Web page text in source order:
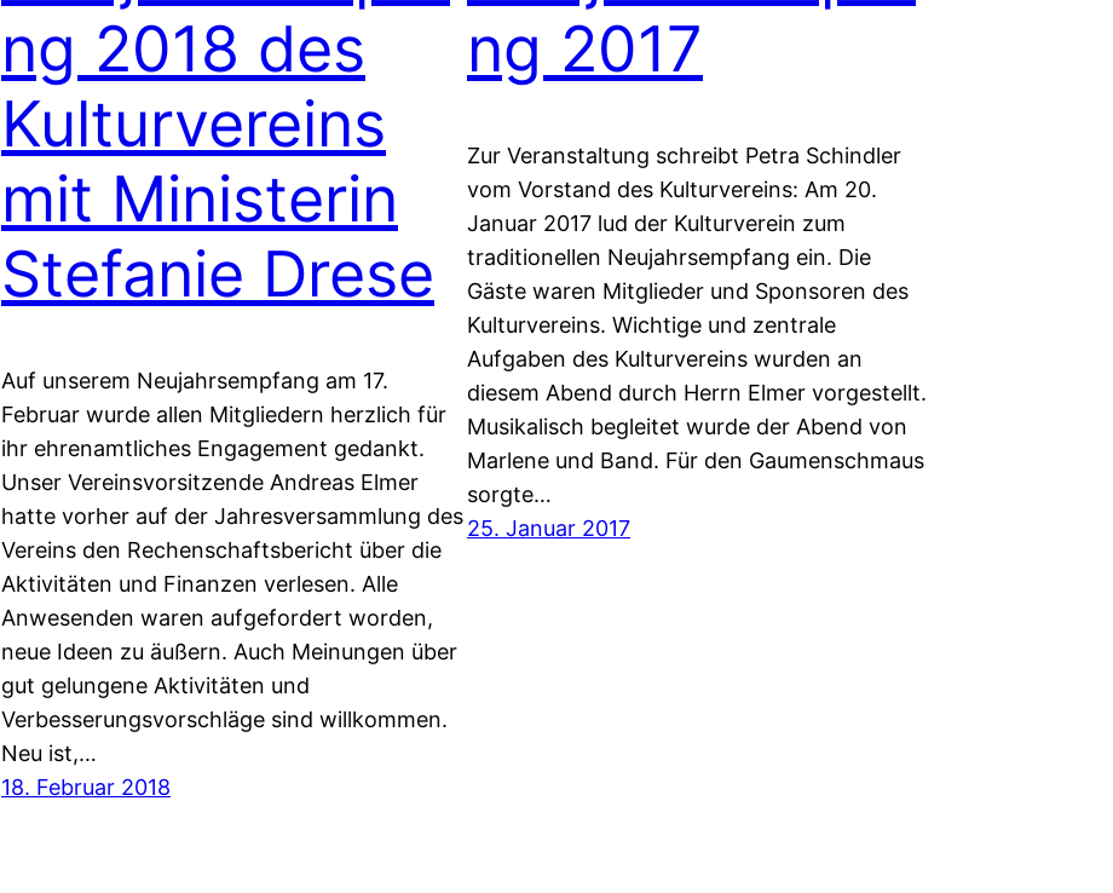
ng 2018 des
Kulturvereins
mit Ministerin
Stefanie Drese
Auf unserem Neujahrsempfang am 17.
Februar wurde allen Mitgliedern herzlich für
ihr ehrenamtliches Engagement gedankt.
Unser Vereinsvorsitzende Andreas Elmer
hatte vorher auf der Jahresversammlung des
Vereins den Rechenschaftsbericht über die
Aktivitäten und Finanzen verlesen. Alle
Anwesenden waren aufgefordert worden,
neue Ideen zu äußern. Auch Meinungen über
gut gelungene Aktivitäten und
Verbesserungsvorschläge sind willkommen.
Neu ist,…
18. Februar 2018
ng 2017
Zur Veranstaltung schreibt Petra Schindler
vom Vorstand des Kulturvereins: Am 20.
Januar 2017 lud der Kulturverein zum
traditionellen Neujahrsempfang ein. Die
Gäste waren Mitglieder und Sponsoren des
Kulturvereins. Wichtige und zentrale
Aufgaben des Kulturvereins wurden an
diesem Abend durch Herrn Elmer vorgestellt.
Musikalisch begleitet wurde der Abend von
Marlene und Band. Für den Gaumenschmaus
sorgte…
25. Januar 2017